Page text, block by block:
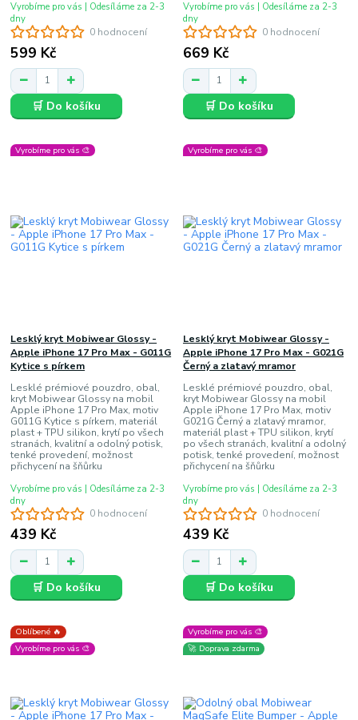
0 hodnocení
599 Kč
Vyrobíme pro vás | Odesíláme za 2-3
dny
🛒 Do košíku
0 hodnocení
669 Kč
Vyrobíme pro vás | Odesíláme za 2-3
dny
🛒 Do košíku
Vyrobíme pro vás 🎨
0 hodnocení
Lesklý kryt Mobiwear Glossy -
Apple iPhone 17 Pro Max - G011G
Kytice s pírkem
Lesklé prémiové pouzdro, obal,
kryt Mobiwear Glossy na mobil
Apple iPhone 17 Pro Max, motiv
G011G Kytice s pírkem, materiál
plast + TPU silikon, krytí po všech
stranách, kvalitní a odolný potisk,
tenké provedení, možnost
přichycení na šňůrku
439 Kč
Vyrobíme pro vás | Odesíláme za 2-3
dny
🛒 Do košíku
Vyrobíme pro vás 🎨
0 hodnocení
Lesklý kryt Mobiwear Glossy -
Apple iPhone 17 Pro Max - G021G
Černý a zlatavý mramor
Lesklé prémiové pouzdro, obal,
kryt Mobiwear Glossy na mobil
Apple iPhone 17 Pro Max, motiv
G021G Černý a zlatavý mramor,
materiál plast + TPU silikon, krytí
po všech stranách, kvalitní a odolný
potisk, tenké provedení, možnost
přichycení na šňůrku
439 Kč
Vyrobíme pro vás | Odesíláme za 2-3
dny
🛒 Do košíku
Oblíbené 🔥
Vyrobíme pro vás 🎨
Vyrobíme pro vás 🎨
🚀 Doprava zdarma